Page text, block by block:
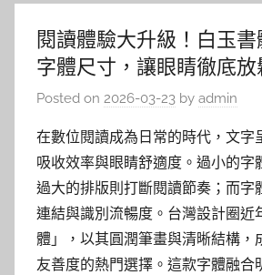
閱讀體驗大升級！白玉
字體尺寸，讓眼睛徹底放
Posted on 2026-03-23 by admin
在數位閱讀成為日常的時代，文字
吸收效率與眼睛舒適度。過小的字
過大的排版則打斷閱讀節奏；而字
連結與識別流暢度。台灣設計圈近
體」，以其圓潤筆畫與清晰結構，
友善度的熱門選擇。這款字體融合